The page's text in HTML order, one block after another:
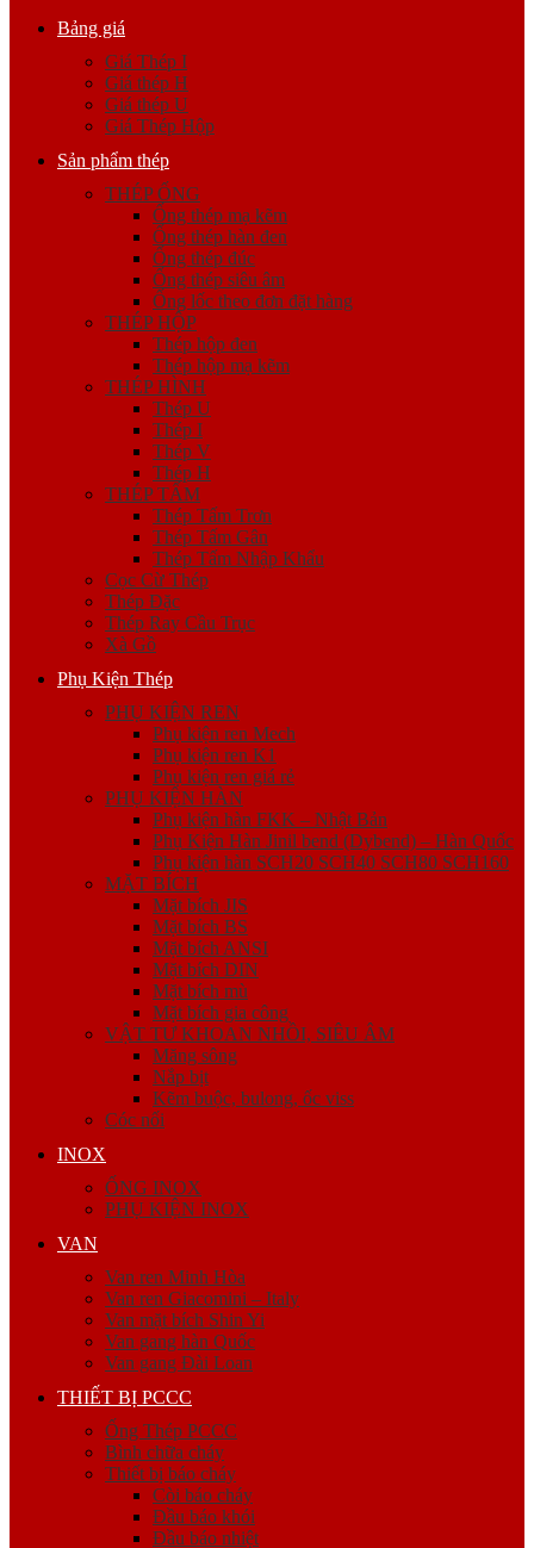
Bảng giá
Giá Thép I
Giá thép H
Giá thép U
Giá Thép Hộp
Sản phẩm thép
THÉP ỐNG
Ống thép mạ kẽm
Ống thép hàn đen
Ống thép đúc
Ống thép siêu âm
Ống lốc theo đơn đặt hàng
THÉP HỘP
Thép hộp đen
Thép hộp mạ kẽm
THÉP HÌNH
Thép U
Thép I
Thép V
Thép H
THÉP TẤM
Thép Tấm Trơn
Thép Tấm Gân
Thép Tấm Nhập Khẩu
Cọc Cừ Thép
Thép Đặc
Thép Ray Cầu Trục
Xà Gồ
Phụ Kiện Thép
PHỤ KIỆN REN
Phụ kiện ren Mech
Phụ kiện ren K1
Phụ kiện ren giá rẻ
PHỤ KIỆN HÀN
Phụ kiện hàn FKK – Nhật Bản
Phụ Kiện Hàn Jinil bend (Dybend) – Hàn Quốc
Phụ kiện hàn SCH20 SCH40 SCH80 SCH160
MẶT BÍCH
Mặt bích JIS
Mặt bích BS
Mặt bích ANSI
Mặt bích DIN
Mặt bích mù
Mặt bích gia công
VẬT TƯ KHOAN NHỒI, SIÊU ÂM
Măng sông
Nắp bịt
Kẽm buộc, bulong, ốc viss
Cóc nối
INOX
ỐNG INOX
PHỤ KIỆN INOX
VAN
Van ren Minh Hòa
Van ren Giacomini – Italy
Van mặt bích Shin Yi
Van gang hàn Quốc
Van gang Đài Loan
THIẾT BỊ PCCC
Ống Thép PCCC
Bình chữa cháy
Thiết bị báo cháy
Còi báo cháy
Đầu báo khói
Đầu báo nhiệt